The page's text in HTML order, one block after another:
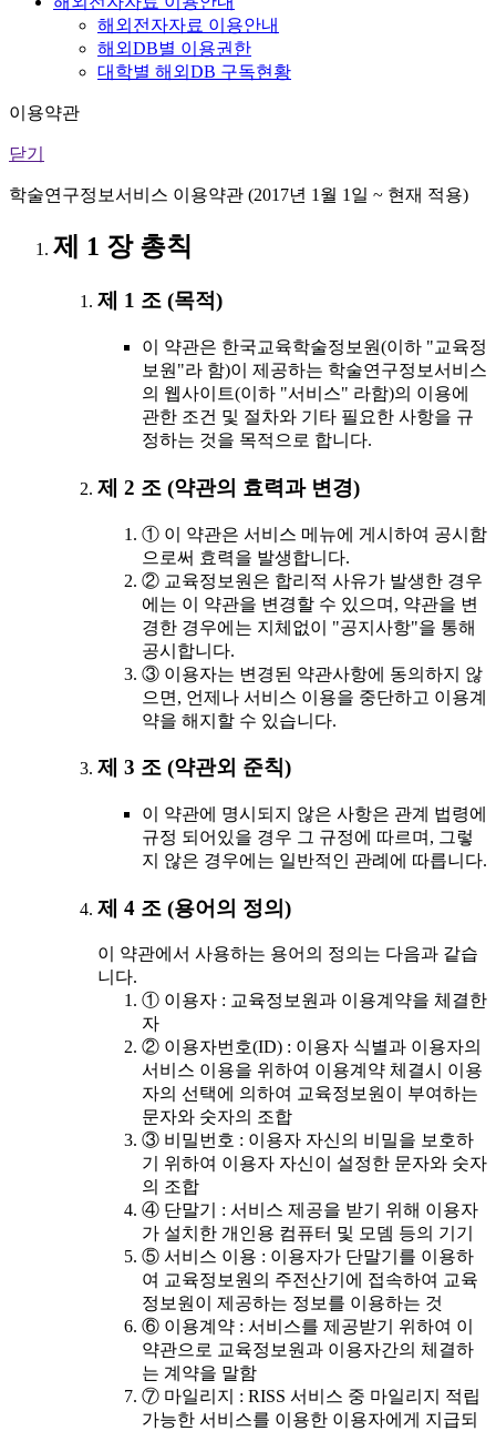
해외전자자료 이용안내
해외DB별 이용권한
대학별 해외DB 구독현황
이용약관
닫기
학술연구정보서비스 이용약관 (2017년 1월 1일 ~ 현재 적용)
제 1 장 총칙
제 1 조 (목적)
이 약관은 한국교육학술정보원(이하 "교육정
보원"라 함)이 제공하는 학술연구정보서비스
의 웹사이트(이하 "서비스" 라함)의 이용에
관한 조건 및 절차와 기타 필요한 사항을 규
정하는 것을 목적으로 합니다.
제 2 조 (약관의 효력과 변경)
① 이 약관은 서비스 메뉴에 게시하여 공시함
으로써 효력을 발생합니다.
② 교육정보원은 합리적 사유가 발생한 경우
에는 이 약관을 변경할 수 있으며, 약관을 변
경한 경우에는 지체없이 "공지사항"을 통해
공시합니다.
③ 이용자는 변경된 약관사항에 동의하지 않
으면, 언제나 서비스 이용을 중단하고 이용계
약을 해지할 수 있습니다.
제 3 조 (약관외 준칙)
이 약관에 명시되지 않은 사항은 관계 법령에
규정 되어있을 경우 그 규정에 따르며, 그렇
지 않은 경우에는 일반적인 관례에 따릅니다.
제 4 조 (용어의 정의)
이 약관에서 사용하는 용어의 정의는 다음과 같습
니다.
① 이용자 : 교육정보원과 이용계약을 체결한
자
② 이용자번호(ID) : 이용자 식별과 이용자의
서비스 이용을 위하여 이용계약 체결시 이용
자의 선택에 의하여 교육정보원이 부여하는
문자와 숫자의 조합
③ 비밀번호 : 이용자 자신의 비밀을 보호하
기 위하여 이용자 자신이 설정한 문자와 숫자
의 조합
④ 단말기 : 서비스 제공을 받기 위해 이용자
가 설치한 개인용 컴퓨터 및 모뎀 등의 기기
⑤ 서비스 이용 : 이용자가 단말기를 이용하
여 교육정보원의 주전산기에 접속하여 교육
정보원이 제공하는 정보를 이용하는 것
⑥ 이용계약 : 서비스를 제공받기 위하여 이
약관으로 교육정보원과 이용자간의 체결하
는 계약을 말함
⑦ 마일리지 : RISS 서비스 중 마일리지 적립
가능한 서비스를 이용한 이용자에게 지급되